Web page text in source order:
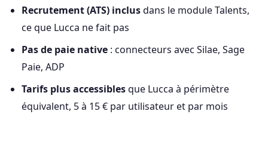
Recrutement (ATS) inclusdans le module Talents,
ce que Lucca ne fait pas
Pas de paie native : connecteurs avec Silae, Sage
Paie, ADP
Tarifs plus accessiblesque Lucca à périmètre
équivalent, 5 à 15 € par utilisateur et par mois